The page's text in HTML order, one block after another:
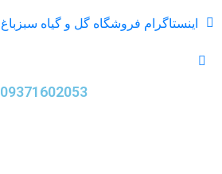
اینستاگرام فروشگاه گل و گیاه سبزباغ
09371602053